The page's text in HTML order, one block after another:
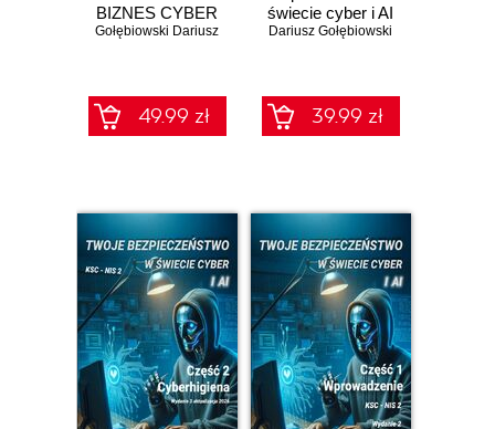
BIZNES CYBER
AI Księga 1
Gołębiowski Dariusz
49.99 zł
świecie cyber i AI
2026 Część 3
Dariusz Gołębiowski
39.99 zł